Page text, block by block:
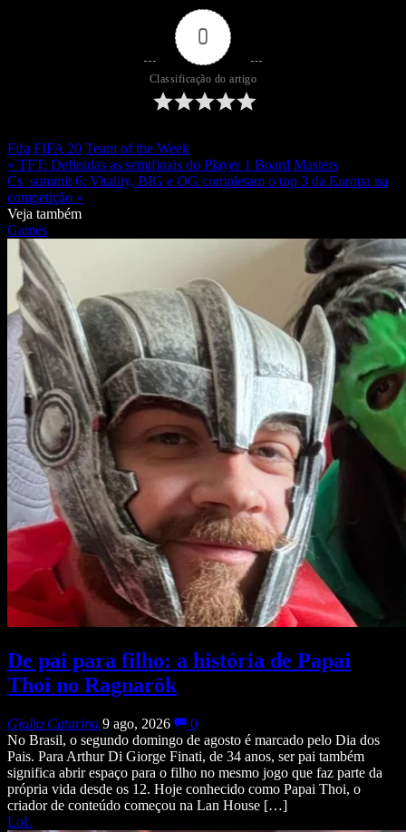
0
Classificação do artigo
Fifa FIFA 20 Team of the Week
« TFT: Definidas as semifinais do Player 1 Board Masters
Cs_summit 6: Vitality, BIG e OG completam o top 3 da Europa na
competição »
Veja também
Games
De pai para filho: a história de Papai
Thoi no Ragnarök
Giulia Catarina 9 ago, 2026
0
No Brasil, o segundo domingo de agosto é marcado pelo Dia dos
Pais. Para Arthur Di Giorge Finati, de 34 anos, ser pai também
significa abrir espaço para o filho no mesmo jogo que faz parte da
própria vida desde os 12. Hoje conhecido como Papai Thoi, o
criador de conteúdo começou na Lan House […]
LoL